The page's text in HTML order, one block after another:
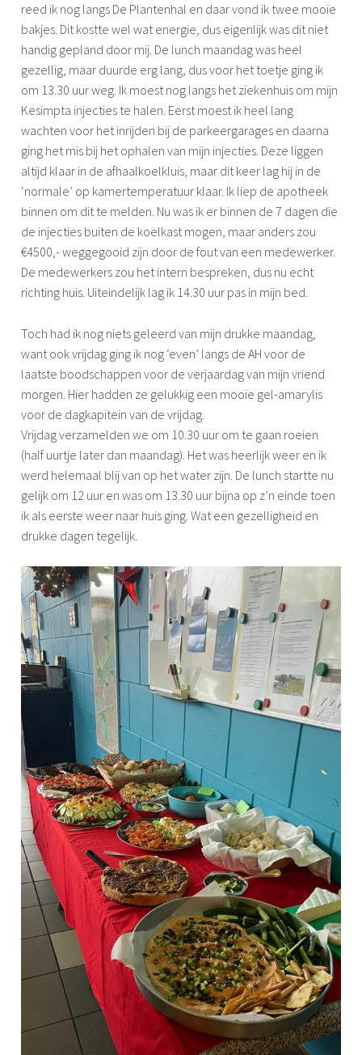
reed ik nog langs De Plantenhal en daar vond ik twee mooie
bakjes. Dit kostte wel wat energie, dus eigenlijk was dit niet
handig gepland door mij. De lunch maandag was heel
gezellig, maar duurde erg lang, dus voor het toetje ging ik
om 13.30 uur weg. Ik moest nog langs het ziekenhuis om mijn
Kesimpta injecties te halen. Eerst moest ik heel lang
wachten voor het inrijden bij de parkeergarages en daarna
ging het mis bij het ophalen van mijn injecties. Deze liggen
altijd klaar in de afhaalkoelkluis, maar dit keer lag hij in de
‘normale’ op kamertemperatuur klaar. Ik liep de apotheek
binnen om dit te melden. Nu was ik er binnen de 7 dagen die
de injecties buiten de koelkast mogen, maar anders zou
€4500,- weggegooid zijn door de fout van een medewerker.
De medewerkers zou het intern bespreken, dus nu echt
richting huis. Uiteindelijk lag ik 14.30 uur pas in mijn bed.
Toch had ik nog niets geleerd van mijn drukke maandag,
want ook vrijdag ging ik nog ‘even’ langs de AH voor de
laatste boodschappen voor de verjaardag van mijn vriend
morgen. Hier hadden ze gelukkig een mooie gel-amarylis
voor de dagkapitein van de vrijdag.
Vrijdag verzamelden we om 10.30 uur om te gaan roeien
(half uurtje later dan maandag). Het was heerlijk weer en ik
werd helemaal blij van op het water zijn. De lunch startte nu
gelijk om 12 uur en was om 13.30 uur bijna op z’n einde toen
ik als eerste weer naar huis ging. Wat een gezelligheid en
drukke dagen tegelijk.